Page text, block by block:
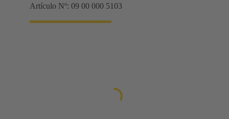
Artículo Nº: 09 00 000 5103